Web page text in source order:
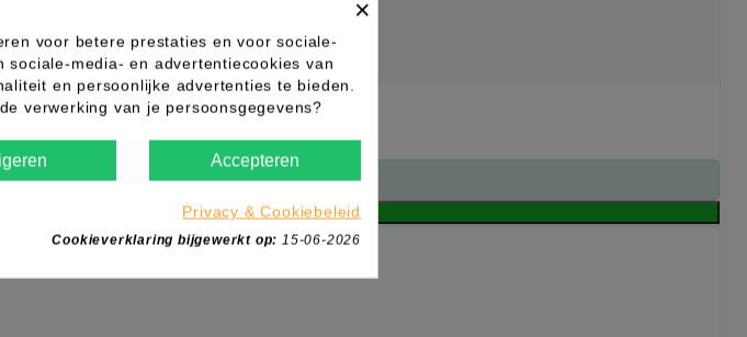
2,5x0,4cm per stuk
×
voor betere prestaties en voor sociale-
media- en advertentiecookies van
en persoonlijke advertenties te bieden.
verwerking van je persoonsgegevens?
Accepteren
Privacy & Cookiebeleid
Cookieverklaring bijgewerkt op: 15-06-2026